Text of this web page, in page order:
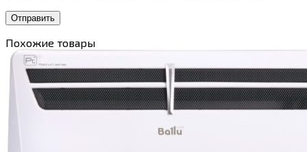
Похожие товары